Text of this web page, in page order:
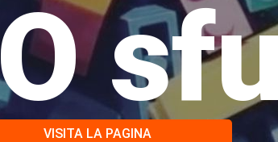
VISITA LA PAGINA